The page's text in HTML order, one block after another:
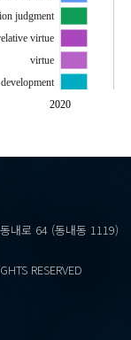
2020
judgment
virtue
virtue
education
토텔레스
내로 64 (동내동 1119)
RESERVED